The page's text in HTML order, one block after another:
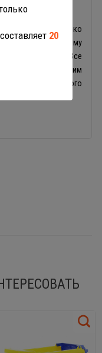
с ярко
детскому
проходимость. Все
с высоким
нетоксичного
20